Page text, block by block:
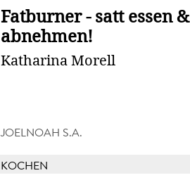
Fatburner - satt essen
abnehmen!
Katharina Morell
JOELNOAH S.A.
KOCHEN